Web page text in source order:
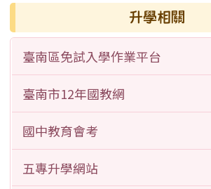
升學相關
臺南區免試入學作業平台
臺南市12年國教網
國中教育會考
五專升學網站